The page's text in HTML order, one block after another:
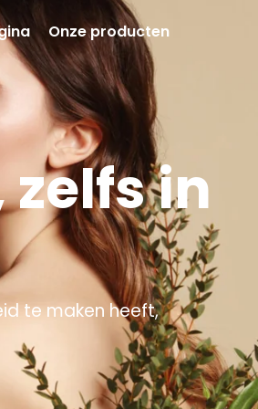
Onze producten
in
te maken heeft,